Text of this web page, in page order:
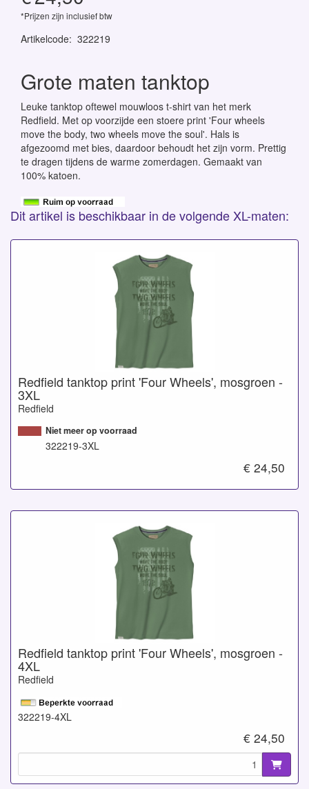
*Prijzen zijn inclusief btw
Artikelcode: 322219
Grote maten tanktop
Leuke tanktop oftewel mouwloos t-shirt van het merk
Redfield. Met op voorzijde een stoere print 'Four wheels
move the body, two wheels move the soul'. Hals is
afgezoomd met bies, daardoor behoudt het zijn vorm. Prettig
te dragen tijdens de warme zomerdagen. Gemaakt van
100% katoen.
Dit artikel is beschikbaar in de volgende XL-maten:
Redfield tanktop print 'Four Wheels', mosgroen -
3XL
Redfield
Niet meer op voorraad
322219-3XL
€ 24,50
Redfield tanktop print 'Four Wheels', mosgroen -
4XL
Redfield
322219-4XL
€ 24,50